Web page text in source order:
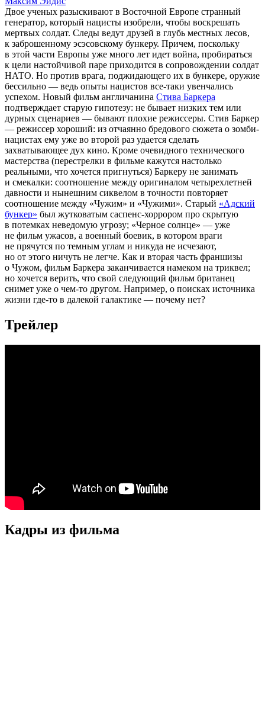
Двое ученых разыскивают в Восточной Европе странный
генератор, который нацисты изобрели, чтобы воскрешать
мертвых солдат. Следы ведут друзей в глубь местных лесов,
к заброшенному эсэсовскому бункеру. Причем, поскольку
в этой части Европы уже много лет идет война, пробираться
к цели настойчивой паре приходится в сопровождении солдат
НАТО. Но против врага, поджидающего их в бункере, оружие
бессильно — ведь опыты нацистов все-таки увенчались
успехом. Новый фильм англичанина Стива Баркера
подтверждает старую гипотезу: не бывает низких тем или
дурных сценариев — бывают плохие режиссеры. Стив Баркер
— режиссер хороший: из отчаянно бредового сюжета о зомби-
нацистах ему уже во второй раз удается сделать
захватывающее дух кино. Кроме очевидного технического
мастерства (перестрелки в фильме кажутся настолько
реальными, что хочется пригнуться) Баркеру не занимать
и смекалки: соотношение между оригиналом четырехлетней
давности и нынешним сиквелом в точности повторяет
соотношение между «Чужим» и «Чужими». Старый «Адский
бункер» был жутковатым саспенс-хоррором про скрытую
в потемках неведомую угрозу; «Черное солнце» — уже
не фильм ужасов, а военный боевик, в котором враги
не прячутся по темным углам и никуда не исчезают,
но от этого ничуть не легче. Как и вторая часть франшизы
о Чужом, фильм Баркера заканчивается намеком на триквел;
но хочется верить, что свой следующий фильм британец
снимет уже о чем-то другом. Например, о поисках источника
жизни где-то в далекой галактике — почему нет?
Трейлер
Кадры из фильмa